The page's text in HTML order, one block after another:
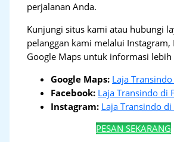
perjalanan Anda.
Kunjungi situs kami atau hubungi
pelanggan kami melalui Instagram,
Google Maps untuk informasi lebih
Google Maps: Laja
Facebook: Laja Transindo di
Instagram: Laja Transindo
PESAN SEKARANG